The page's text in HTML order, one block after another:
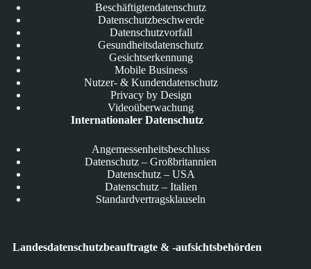
Beschäftigtendatenschutz
Datenschutzbeschwerde
Datenschutzvorfall
Gesundheitsdatenschutz
Gesichtserkennung
Mobile Business
Nutzer- & Kundendatenschutz
Privacy by Design
Videoüberwachung
Internationaler Datenschutz
Angemessenheitsbeschluss
Datenschutz – Großbritannien
Datenschutz – USA
Datenschutz – Italien
Standardvertragsklauseln
Landesdatenschutzbeauftragte & -aufsichtsbehörden